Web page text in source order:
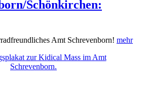
Schönkirchen:
Amt Schrevenborn! mehr